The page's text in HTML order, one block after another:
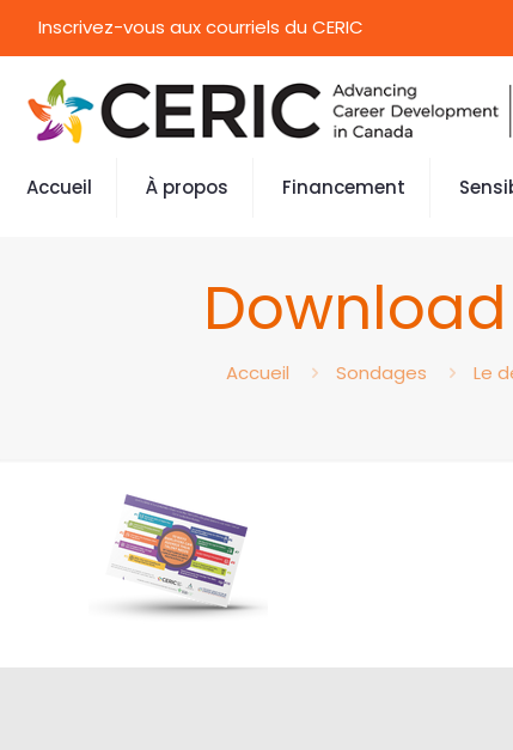
Inscrivez-vous aux courriels du CERIC
Accueil À propos Financement
Accueil Sondages
Le